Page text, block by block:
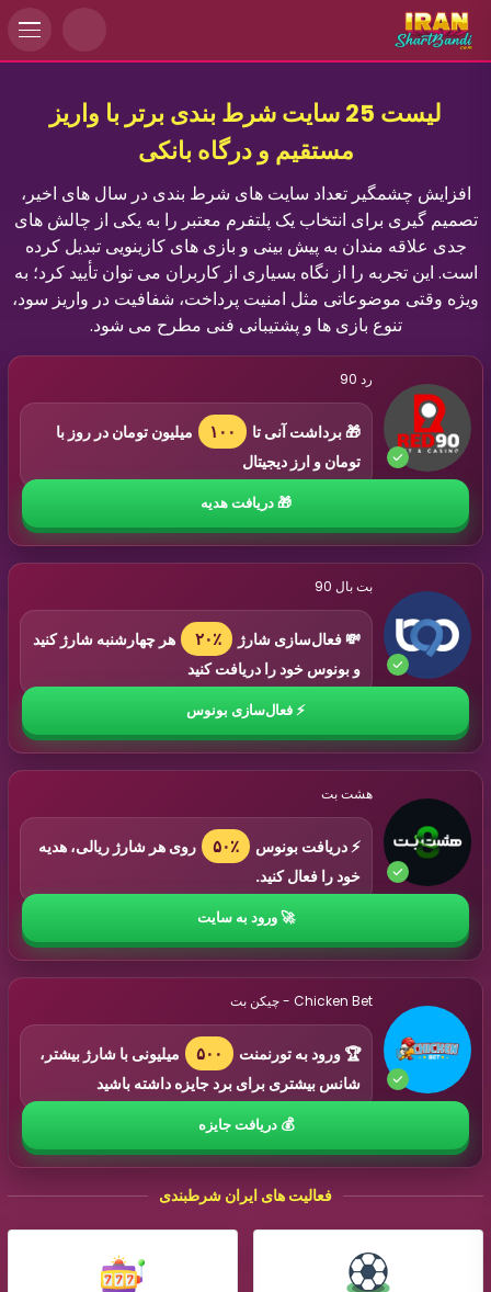
لیست 25 سایت شرط بندی برتر با واریز
مستقیم و درگاه بانکی
افزایش چشمگیر تعداد سایت های شرط بندی در سال های اخیر،
تصمیم گیری برای انتخاب یک پلتفرم معتبر را به یکی از چالش های
جدی علاقه مندان به پیش بینی و بازی های کازینویی تبدیل کرده
است. این تجربه را از نگاه بسیاری از کاربران می توان تأیید کرد؛ به
ویژه وقتی موضوعاتی مثل امنیت پرداخت، شفافیت در واریز سود،
تنوع بازی ها و پشتیبانی فنی مطرح می شود.
رد 90
🎁 برداشت آنی تا ۱۰۰
میلیون تومان در روز با
تومان و ارز دیجیتال
بت بال 90
💸 فعال‌سازی شارژ ۲۰٪
هر چهارشنبه شارژ کنید
و بونوس خود را دریافت کنید
هشت بت
⚡ دریافت بونوس ۵۰٪
روی هر شارژ ریالی، هدیه
خود را فعال کنید.
Chicken Bet - چیکن بت
🏆 ورود به تورنمنت ۵۰۰
میلیونی با شارژ بیشتر،
شانس بیشتری برای برد جایزه داشته باشید
فعالیت های ایران شرطبندی